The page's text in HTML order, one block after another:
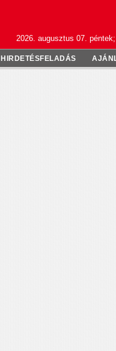
2026. augusztus 07.
HIRDETÉSFELADÁS